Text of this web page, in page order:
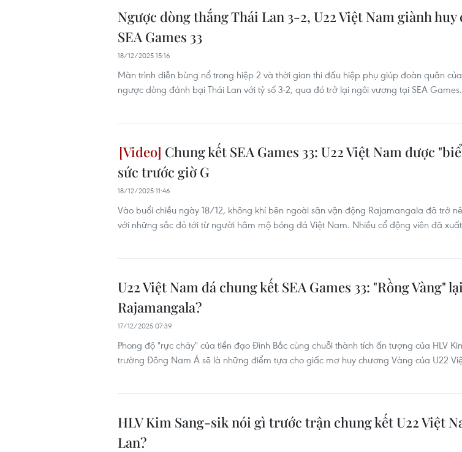
Ngược dòng thắng Thái Lan 3-2, U22 Việt Nam giành huy
SEA Games 33
18/12/2025 15:16
Màn trình diễn bùng nổ trong hiệp 2 và thời gian thi đấu hiệp phụ giúp đoàn quân của
ngược dòng đánh bại Thái Lan với tỷ số 3-2, qua đó trở lại ngôi vương tại SEA Games.
Chung kết SEA Games 33: U22 Việt Nam được
sức trước giờ G
18/12/2025 11:46
Vào buổi chiều ngày 18/12, không khí bên ngoài sân vận động Rajamangala đã trở
với những sắc đỏ tới từ người hâm mộ bóng đá Việt Nam. Nhiều cổ động viên đã
U22 Việt Nam đá chung kết SEA Games 33: "Rồng Vàng"
Rajamangala?
17/12/2025 07:39
Phong độ "rực cháy" của tiền đạo Đình Bắc cùng chuỗi thành tích ấn tượng của HLV
trường Đông Nam Á sẽ là những điểm tựa cho giấc mơ huy chương Vàng của U22
HLV Kim Sang-sik nói gì trước trận chung kết U22 Việt
Lan?